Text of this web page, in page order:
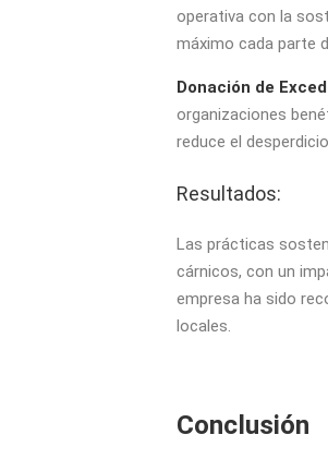
operativa con la
máximo cada parte
Donación de
organizaciones
reduce el
Resultados:
Las prácticas
cárnicos, con un
empresa ha sido
locales.
Conclusión